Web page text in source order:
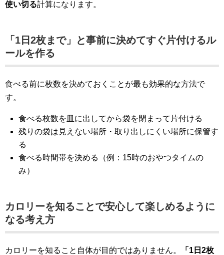
使い切る計算になります。
「1日2枚まで」と事前に決めてすぐ片付けるル
ールを作る
食べる前に枚数を決めておくことが最も効果的な方法で
す。
食べる枚数を皿に出してから袋を閉まって片付ける
残りの袋は見えない場所・取り出しにくい場所に保管す
る
食べる時間帯を決める（例：15時のおやつタイムの
み）
カロリーを知ることで安心して楽しめるように
なる考え方
カロリーを知ること自体が目的ではありません。
「1日2枚